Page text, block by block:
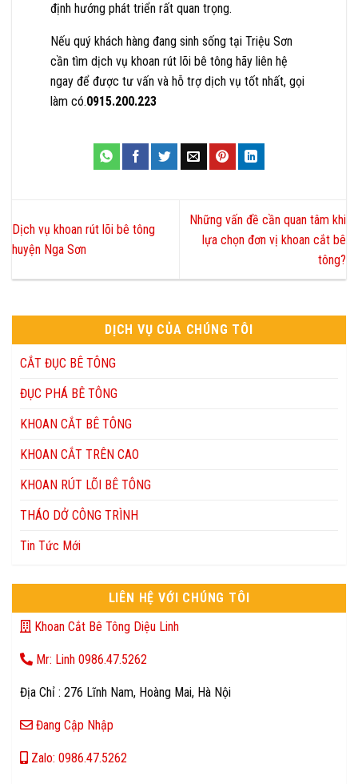
định hướng phát triển rất quan trọng.
Nếu quý khách hàng đang sinh sống tại Triệu Sơn
cần tìm dịch vụ khoan rút lõi bê tông hãy liên hệ
ngay để được tư vấn và hỗ trợ dịch vụ tốt nhất, gọi
làm có.0915.200.223
Dịch vụ khoan rút lõi bê tông
huyện Nga Sơn
Những vấn đề cần quan tâm khi
lựa chọn đơn vị khoan cắt bê
tông?
DỊCH VỤ CỦA CHÚNG TÔI
CẮT ĐỤC BÊ TÔNG
ĐỤC PHÁ BÊ TÔNG
KHOAN CẮT BÊ TÔNG
KHOAN CẮT TRÊN CAO
KHOAN RÚT LÕI BÊ TÔNG
THÁO DỞ CÔNG TRÌNH
Tin Tức Mới
LIÊN HỆ VỚI CHÚNG TÔI
Khoan Cắt Bê Tông Diệu Linh
Mr: Linh 0986.47.5262
Địa Chỉ : 276 Lĩnh Nam, Hoàng Mai, Hà Nội
Đang Cập Nhập
Zalo: 0986.47.5262